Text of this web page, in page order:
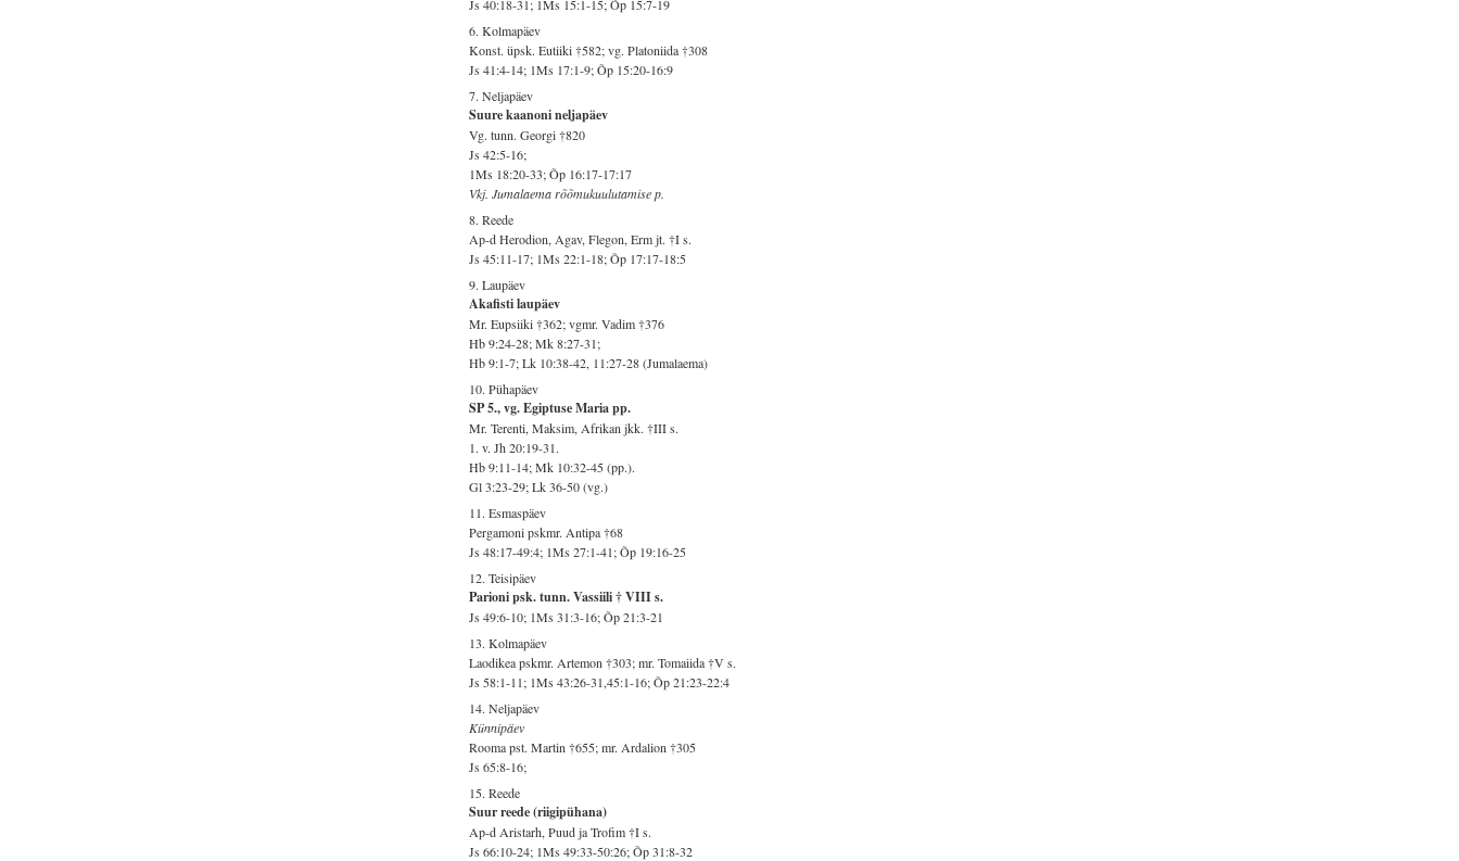
Js 40:18-31; 1Ms 15:1-15; Õp 15:7-19
6. Kolmapäev
Konst. üpsk. Eutiiki †582; vg. Platoniida †308
Js 41:4-14; 1Ms 17:1-9; Õp 15:20-16:9
7. Neljapäev
Suure kaanoni neljapäev
Vg. tunn. Georgi †820
Js 42:5-16;
1Ms 18:20-33; Õp 16:17-17:17
Vkj. Jumalaema rõõmukuulutamise p.
8. Reede
Ap-d Herodion, Agav, Flegon, Erm jt. †I s.
Js 45:11-17; 1Ms 22:1-18; Õp 17:17-18:5
9. Laupäev
Akafisti laupäev
Mr. Eupsiiki †362; vgmr. Vadim †376
Hb 9:24-28; Mk 8:27-31;
Hb 9:1-7; Lk 10:38-42, 11:27-28 (Jumalaema)
10. Pühapäev
SP 5., vg. Egiptuse Maria pp.
Mr. Terenti, Maksim, Afrikan jkk. †III s.
1. v. Jh 20:19-31.
Hb 9:11-14; Mk 10:32-45 (pp.).
Gl 3:23-29; Lk 36-50 (vg.)
11. Esmaspäev
Pergamoni pskmr. Antipa †68
Js 48:17-49:4; 1Ms 27:1-41; Õp 19:16-25
12. Teisipäev
Parioni psk. tunn. Vassiili † VIII s.
Js 49:6-10; 1Ms 31:3-16; Õp 21:3-21
13. Kolmapäev
Laodikea pskmr. Artemon †303; mr. Tomaiida †V s.
Js 58:1-11; 1Ms 43:26-31,45:1-16; Õp 21:23-22:4
14. Neljapäev
Künnipäev
Rooma pst. Martin †655; mr. Ardalion †305
Js 65:8-16;
15. Reede
Suur reede (riigipühana)
Ap-d Aristarh, Puud ja Trofim †I s.
Js 66:10-24; 1Ms 49:33-50:26; Õp 31:8-32